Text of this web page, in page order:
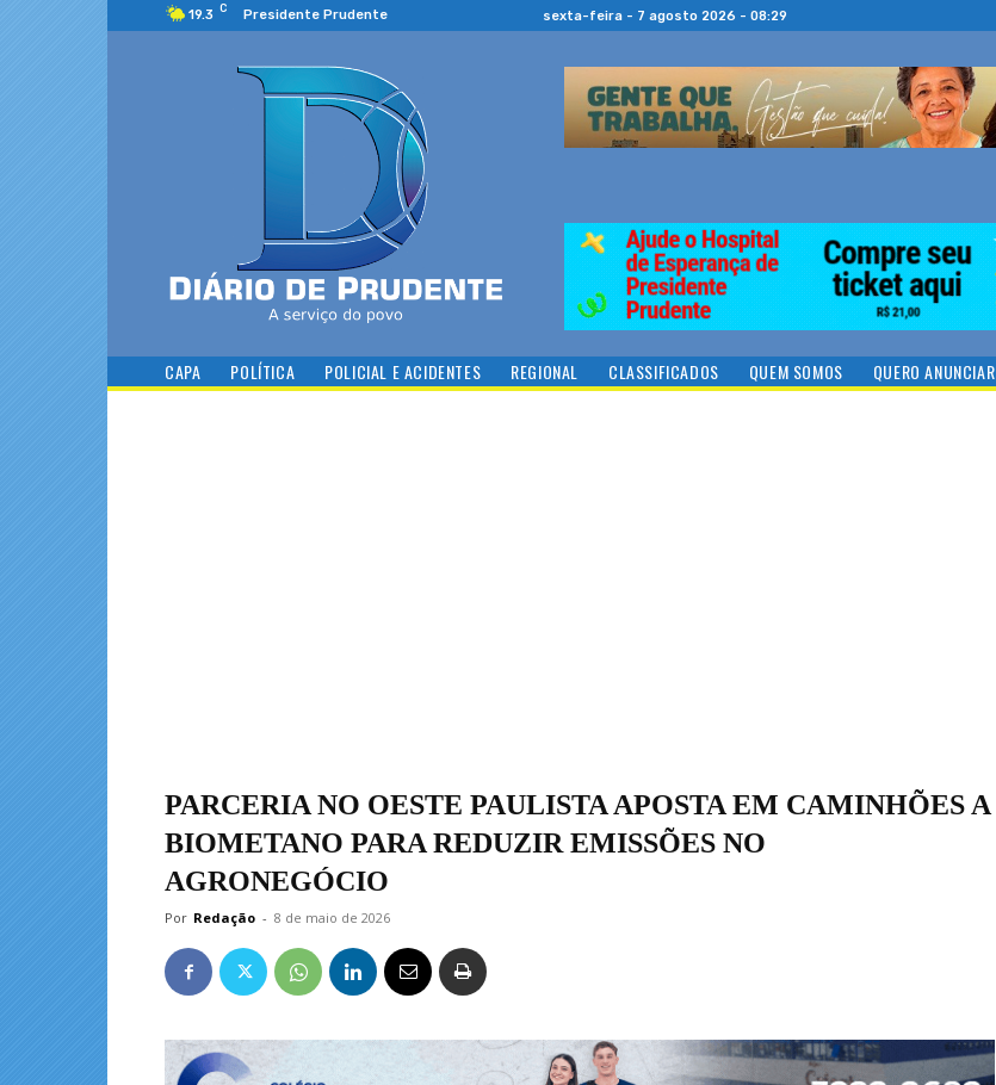
19.3 C Presidente Prudente sexta-feira - 7 agosto 2026 - 08:29
CAPA POLÍTICA POLICIAL E ACIDENTES REGIONAL CLASSIFICADOS QUEM SOMOS QUERO ANUNCIAR
PARCERIA NO OESTE PAULISTA APOSTA EM CAMINHÕES A
BIOMETANO PARA REDUZIR EMISSÕES NO
AGRONEGÓCIO
Por Redação - 8 de maio de 2026